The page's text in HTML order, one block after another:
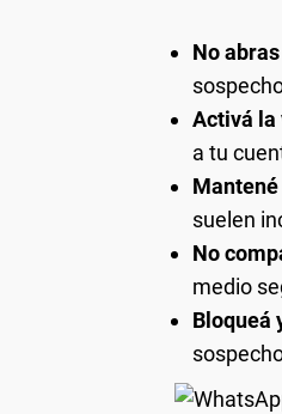
No
Activá la
a tu
suelen
No
medio
Bloqueá